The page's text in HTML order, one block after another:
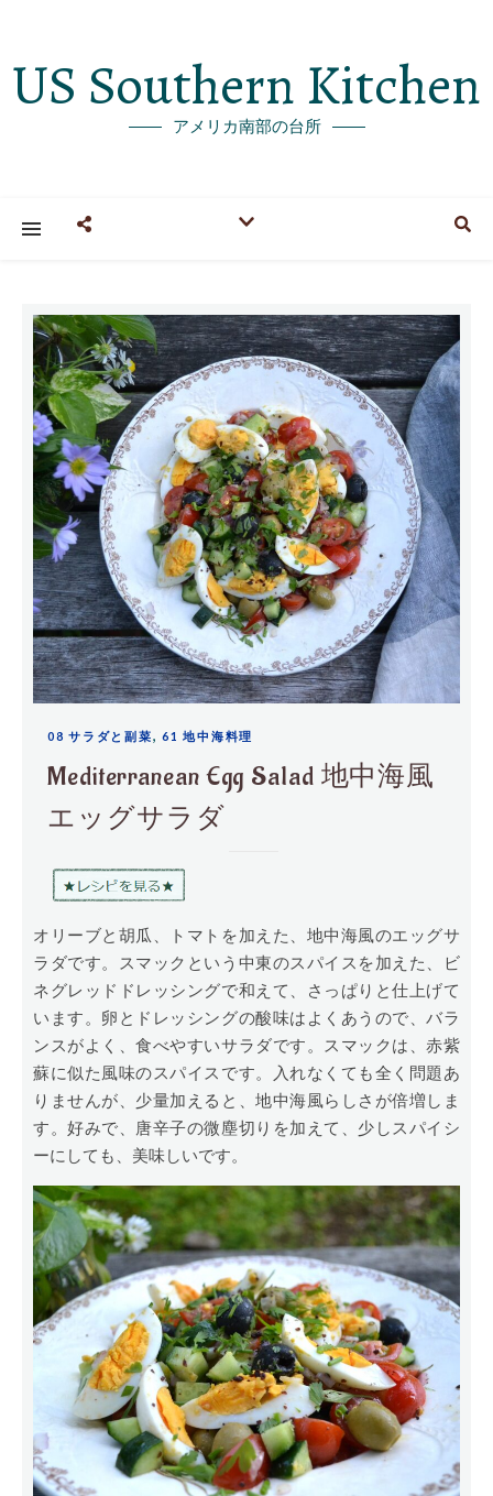
US Southern Kitchen
アメリカ南部の台所
08 サラダと副菜,61 地中海料理
Mediterranean Egg Salad 地中海風
エッグサラダ
オリーブと胡瓜、トマトを加えた、地中海風のエッグサ
ラダです。スマックという中東のスパイスを加えた、ビ
ネグレッドドレッシングで和えて、さっぱりと仕上げて
います。卵とドレッシングの酸味はよくあうので、バラ
ンスがよく、食べやすいサラダです。スマックは、赤紫
蘇に似た風味のスパイスです。入れなくても全く問題あ
りませんが、少量加えると、地中海風らしさが倍増しま
す。好みで、唐辛子の微塵切りを加えて、少しスパイシ
ーにしても、美味しいです。